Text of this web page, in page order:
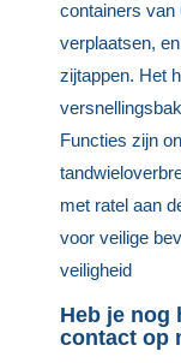
containers van
verplaatsen,
zijtappen. Het
Functies zijn
met ratel aan
voor veilige
veiligheid
Heb je nog
contact op